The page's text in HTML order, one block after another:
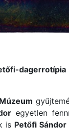
dagerrotípia
egyetlen
is Petőfi Sándor